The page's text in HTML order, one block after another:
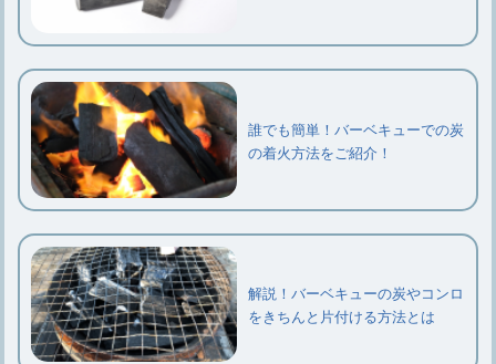
誰でも簡単！バーベキューでの炭
の着火方法をご紹介！
解説！バーベキューの炭やコンロ
をきちんと片付ける方法とは